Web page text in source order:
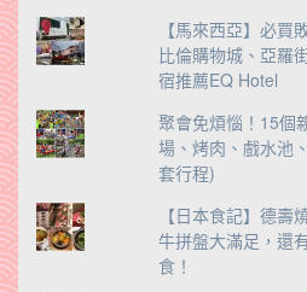
【馬來西亞】必買
比倫購物城、亞羅
宿推薦EQ Hotel
聚會免煩惱！15個
場、烤肉、戲水池
套行程)
【日本食記】德壽
牛拼盤大滿足，還
食！